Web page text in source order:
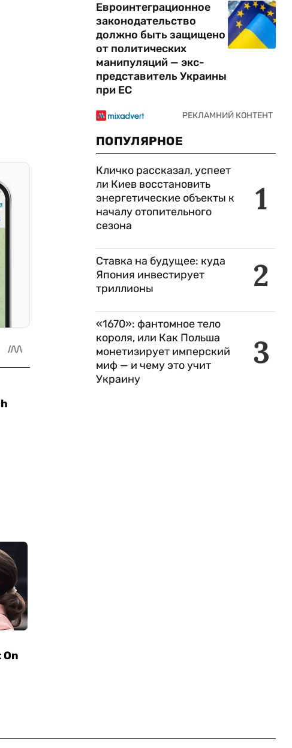
Евроинтеграционное
законодательство
должно быть защищено
от политических
манипуляций — экс-
представитель Украины
при ЕС
ПОПУЛЯРНОЕ
1
Кличко рассказал, успеет
ли Киев восстановить
энергетические объекты к
началу отопительного
сезона
2
Ставка на будущее: куда
Япония инвестирует
триллионы
3
«1670»: фантомное тело
короля, или Как Польша
монетизирует имперский
миф — и чему это учит
Украину